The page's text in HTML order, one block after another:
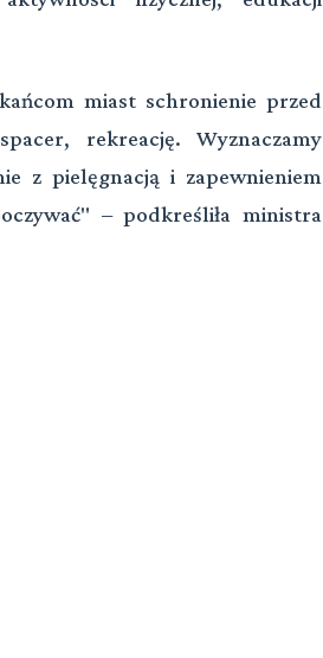
miast schronienie przed
rekreację. Wyznaczamy
z pielęgnacją i zapewnieniem
– podkreśliła ministra